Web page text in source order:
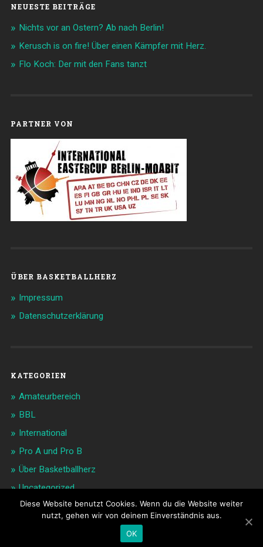
NEUESTE BEITRÄGE
Nichts vor an Ostern? Ab nach Berlin!
Kerusch is on fire! Über einen Kämpfer mit Herz.
Flo Koch: Der mit den Fans tanzt
PARTNER VON
ÜBER BASKETBALLHERZ
Impressum
Datenschutzerklärung
KATEGORIEN
Amateurbereich
BBL
International
Pro A und Pro B
Über Basketballherz
Uncategorized
BASKETBALLHERZ
Diese Website benutzt Cookies. Wenn du die Website weiter
nutzt, gehen wir von deinem Einverständnis aus.
OK